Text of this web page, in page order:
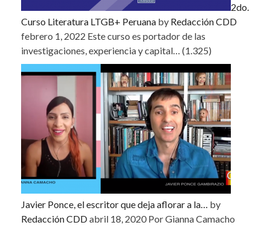
2do.
Curso Literatura LTGB+ Peruana by Redacción CDD
febrero 1, 2022 Este curso es portador de las
investigaciones, experiencia y capital…
(1.325)
Javier Ponce, el escritor que deja aflorar a la…
by
Redacción CDDabril 18, 2020 Por Gianna Camacho